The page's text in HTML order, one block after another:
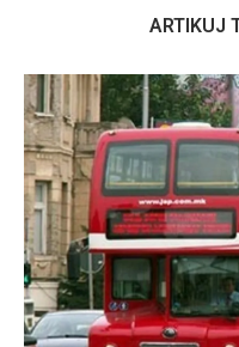
ARTIKUJ